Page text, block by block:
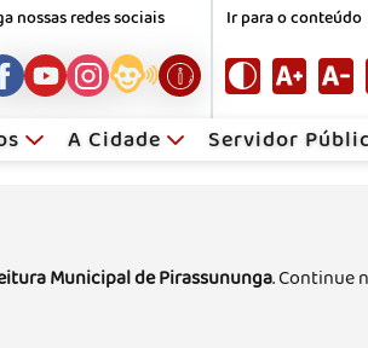
nossas redes sociais Ir para o conteúdo
A Cidade Servidor
Municipal de Pirassununga. Continue